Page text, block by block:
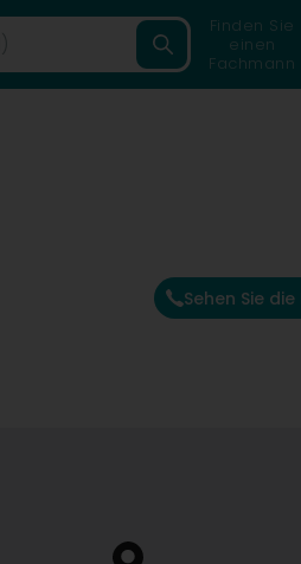
Finden Sie
einen
Fachmann
Sehen Sie